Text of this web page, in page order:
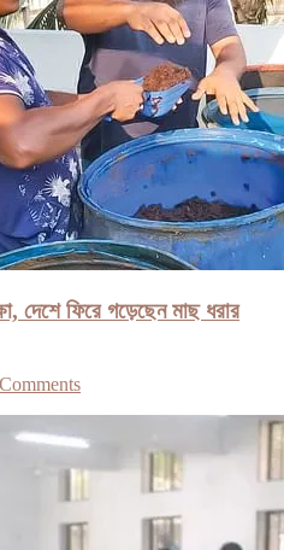
দেশে ফিরে গড়েছেন মাছ ধরার